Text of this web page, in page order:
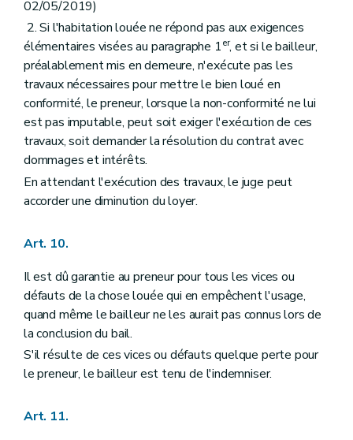
02/05/2019)
2. Si l'habitation louée ne répond pas aux exigences
élémentaires visées au paragraphe 1er, et si le bailleur,
préalablement mis en demeure, n'exécute pas les
travaux nécessaires pour mettre le bien loué en
conformité, le preneur, lorsque la non-conformité ne lui
est pas imputable, peut soit exiger l'exécution de ces
travaux, soit demander la résolution du contrat avec
dommages et intérêts.
En attendant l'exécution des travaux, le juge peut
accorder une diminution du loyer.
Art. 10.
Il est dû garantie au preneur pour tous les vices ou
défauts de la chose louée qui en empêchent l'usage,
quand même le bailleur ne les aurait pas connus lors de
la conclusion du bail.
S'il résulte de ces vices ou défauts quelque perte pour
le preneur, le bailleur est tenu de l'indemniser.
Art. 11.